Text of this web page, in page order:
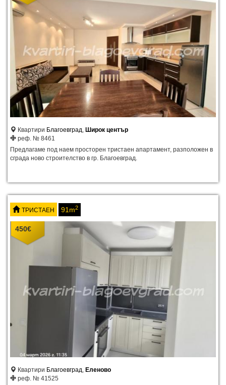
Квартири Благоевград Широк център
реф. № 8461
Предлагаме под наем просторен тристаен апартамент, разположен в
сграда ново строителство в гр. Благоевград.
ТРИСТАЕН 91m2
450€
Квартири Благоевград Еленово
реф. № 41525